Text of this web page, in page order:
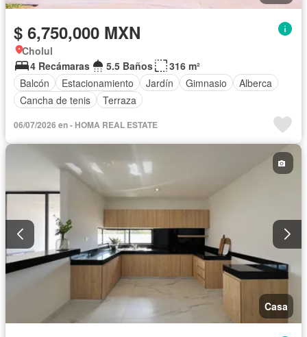
$ 6,750,000 MXN
Cholul
4 Recámaras
5.5 Baños
316 m²
Balcón
Estacionamiento Jardín Gimnasio
Alberca
Cancha de tenis
Terraza
06/07/2026 en - HOMA REAL ESTATE
Casa